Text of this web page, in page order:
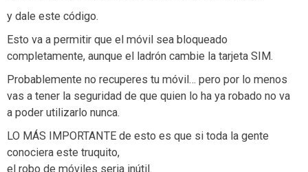
y dale este código.
Esto va a permitir que el móvil sea bloqueado
completamente, aunque el ladrón cambie la tarjeta SIM.
Probablemente no recuperes tu móvil… pero por lo menos
vas a tener la seguridad de que quien lo ha ya robado no va
a poder utilizarlo nunca.
LO MÁS IMPORTANTE de esto es que si toda la gente
conociera este truquito,
el robo de móviles seria inútil.